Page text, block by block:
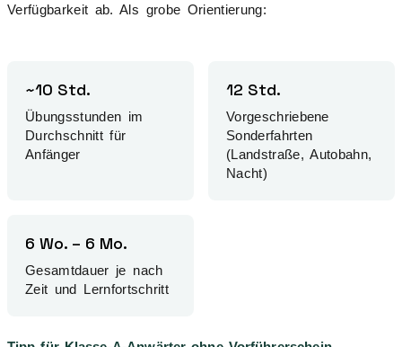
Verfügbarkeit ab. Als grobe Orientierung:
~10 Std.
Übungsstunden im
Durchschnitt für
Anfänger
12 Std.
Vorgeschriebene
Sonderfahrten
(Landstraße, Autobahn,
Nacht)
6 Wo. – 6 Mo.
Gesamtdauer je nach
Zeit und Lernfortschritt